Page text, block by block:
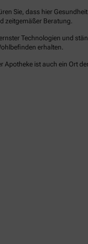
Sie, dass hier
zeitgemäßer Beratung.
Technologien und
erhalten.
Apotheke ist auch ein Ort